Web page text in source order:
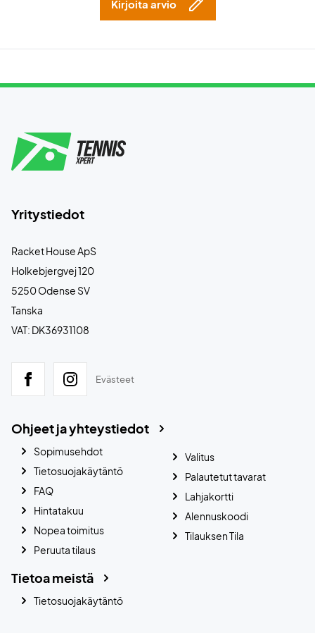
Kirjoita arvio
Yritystiedot
Racket House ApS
Holkebjergvej 120
5250 Odense SV
Tanska
VAT: DK36931108
Evästeet
Ohjeet ja yhteystiedot
Sopimusehdot
Tietosuojakäytäntö
FAQ
Hintatakuu
Nopea toimitus
Peruuta tilaus
Valitus
Palautetut tavarat
Lahjakortti
Alennuskoodi
Tilauksen Tila
Tietoa meistä
Tietosuojakäytäntö